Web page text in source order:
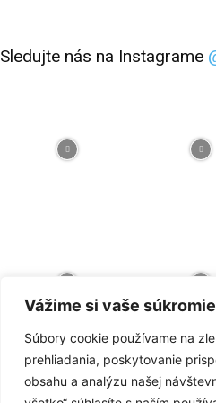
Vážime si vaše súkromie
Súbory cookie používame na
prehliadania, poskytovanie
obsahu a analýzu našej
Sledujte nás na Instagrame
Facebook Flickr Instagram